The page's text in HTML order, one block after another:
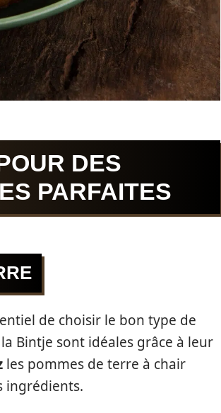
DES
PARFAITES
de choisir le bon type de
Bintje sont idéales grâce à leur
les pommes de terre à chair
ingrédients.